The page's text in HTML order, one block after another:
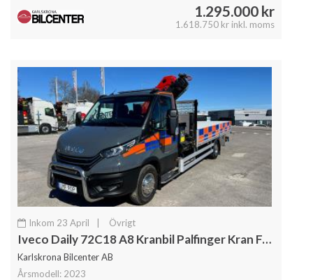
1.295.000 kr
1.618.750 kr inkl. moms
Inkom 23 April Övrigt
Iveco Daily 72C18 A8 Kranbil Palfinger Kran Fullutrustad
Karlskrona Bilcenter AB
Årsmodell: 2023